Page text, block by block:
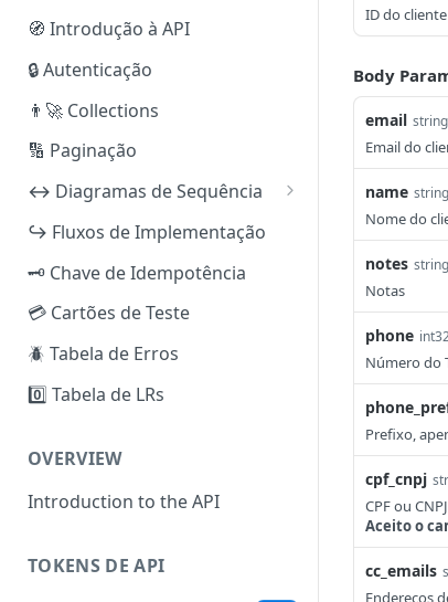
🧭 Introdução à API
🔒 Autenticação
👨‍🚀 Collections
🔢 Paginação
↔️ Diagramas de Sequência
iuguCobrança
Reembolso [Boleto Bancário
iuguRecorrência
Transparente)
Cartão de Crédito (Checkout
Checkout iugu (todos os
métodos)
iuguBaaS
PIX/TED Out
iuguSplit
↪️ Fluxos de Implementação
🗝️ Chave de Idempotência
💳 Cartões de Teste
🪲 Tabela de Erros
0️⃣ Tabela de LRs
OVERVIEW
Introduction to the API
TOKENS DE API
ID do cliente
Body
email string
Email do
name string
Nome do
notes string
Notas
phone
Número do
Prefixo,
cpf_cnpj
CPF ou
Aceito o
cc_emails
Endereços